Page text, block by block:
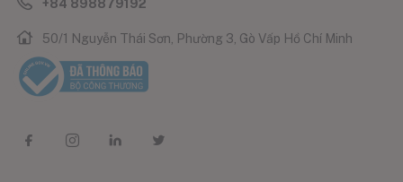
+84 898879192
50/1 Nguyễn Thái Sơn, Phường 3, Gò Vấp Hồ Chí Minh